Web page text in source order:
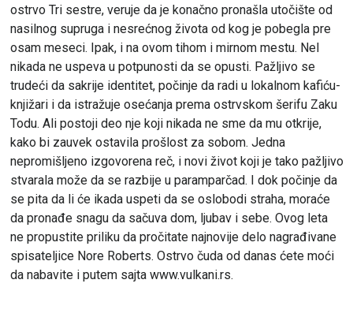
ostrvo Tri sestre, veruje da je konačno pronašla utočište od
nasilnog supruga i nesrećnog života od kog je pobegla pre
osam meseci. Ipak, i na ovom tihom i mirnom mestu. Nel
nikada ne uspeva u potpunosti da se opusti. Pažljivo se
trudeći da sakrije identitet, počinje da radi u lokalnom kafiću-
knjižari i da istražuje osećanja prema ostrvskom šerifu Zaku
Todu. Ali postoji deo nje koji nikada ne sme da mu otkrije,
kako bi zauvek ostavila prošlost za sobom. Jedna
nepromišljeno izgovorena reč, i novi život koji je tako pažljivo
stvarala može da se razbije u paramparčad. I dok počinje da
se pita da li će ikada uspeti da se oslobodi straha, moraće
da pronađe snagu da sačuva dom, ljubav i sebe. Ovog leta
ne propustite priliku da pročitate najnovije delo nagrađivane
spisateljice Nore Roberts. Ostrvo čuda od danas ćete moći
da nabavite i putem sajta www.vulkani.rs.